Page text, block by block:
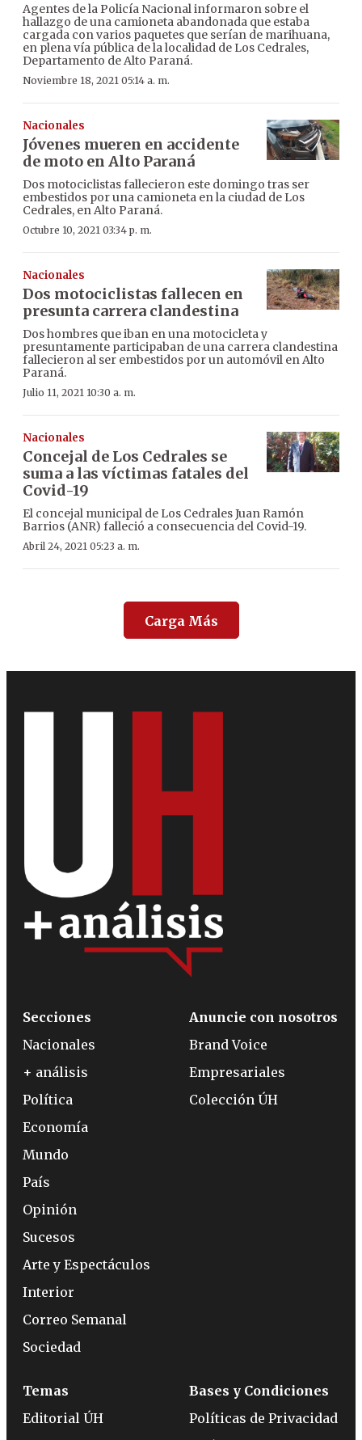
Agentes de la Policía Nacional informaron sobre el
hallazgo de una camioneta abandonada que estaba
cargada con varios paquetes que serían de marihuana,
en plena vía pública de la localidad de Los Cedrales,
Departamento de Alto Paraná.
Noviembre 18, 2021 05:14 a. m.
Nacionales
Jóvenes mueren en accidente
de moto en Alto Paraná
Dos motociclistas fallecieron este domingo tras ser
embestidos por una camioneta en la ciudad de Los
Cedrales, en Alto Paraná.
Octubre 10, 2021 03:34 p. m.
Nacionales
Dos motociclistas fallecen en
presunta carrera clandestina
Dos hombres que iban en una motocicleta y
presuntamente participaban de una carrera clandestina
fallecieron al ser embestidos por un automóvil en Alto
Paraná.
Julio 11, 2021 10:30 a. m.
Nacionales
Concejal de Los Cedrales se
suma a las víctimas fatales del
Covid-19
El concejal municipal de Los Cedrales Juan Ramón
Barrios (ANR) falleció a consecuencia del Covid-19.
Abril 24, 2021 05:23 a. m.
Carga Más
Secciones
Nacionales
+ análisis
Política
Economía
Mundo
País
Opinión
Sucesos
Arte y Espectáculos
Interior
Correo Semanal
Sociedad
Anuncie con nosotros
Brand Voice
Empresariales
Colección ÚH
Temas
Editorial ÚH
Bases y Condiciones
Políticas de Privacidad